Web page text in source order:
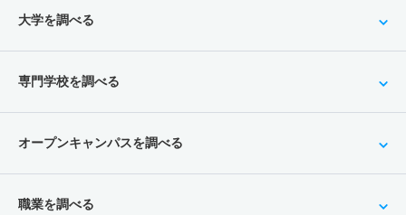
大学を調べる
専門学校を調べる
オープンキャンパスを調べる
職業を調べる